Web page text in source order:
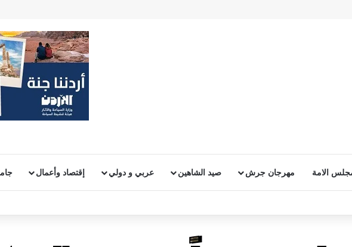
الامة مهرجان جرش صيد الشاهين عربي و دولي إقتصاد وأعمال